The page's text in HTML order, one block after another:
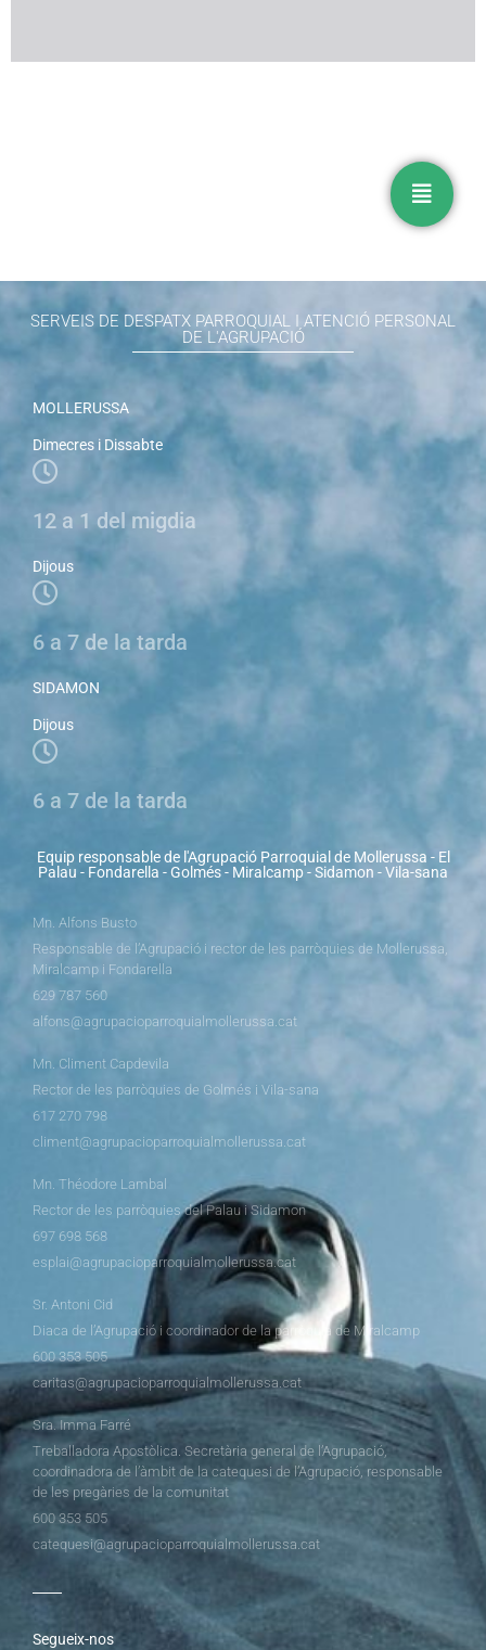
SERVEIS DE DESPATX PARROQUIAL I ATENCIÓ PERSONAL
DE L'AGRUPACIÓ
MOLLERUSSA
Dimecres i Dissabte
12 a 1 del migdia
Dijous
6 a 7 de la tarda
SIDAMON
Dijous
6 a 7 de la tarda
Equip responsable de l'Agrupació Parroquial de Mollerussa - El
Palau - Fondarella - Golmés - Miralcamp - Sidamon - Vila-sana
Mn. Alfons Busto
Responsable de l’Agrupació i rector de les parròquies de Mollerussa,
Miralcamp i Fondarella
629 787 560
alfons@agrupacioparroquialmollerussa.cat
Mn. Climent Capdevila
Rector de les parròquies de Golmés i Vila-sana
617 270 798
climent@agrupacioparroquialmollerussa.cat
Mn. Théodore Lambal
Rector de les parròquies del Palau i Sidamon
697 698 568
esplai@agrupacioparroquialmollerussa.cat
Sr. Antoni Cid
Diaca de l’Agrupació i coordinador de la parròquia de Miralcamp
600 353 505
caritas@agrupacioparroquialmollerussa.cat
Sra. Imma Farré
Treballadora Apostòlica. Secretària general de l’Agrupació,
coordinadora de l’àmbit de la catequesi de l’Agrupació, responsable
de les pregàries de la comunitat
600 353 505
catequesi@agrupacioparroquialmollerussa.cat
Segueix-nos